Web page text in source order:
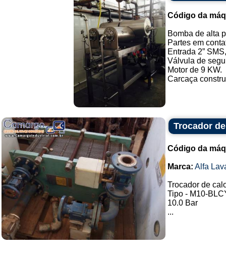
Código da
Bomba de alta
Partes em
Entrada 2”
Válvula de
Motor de 9 KW.
Carcaça
Trocador
Código da
Marca: Alfa
Trocador de
Tipo - M10-
10.0 Bar
...